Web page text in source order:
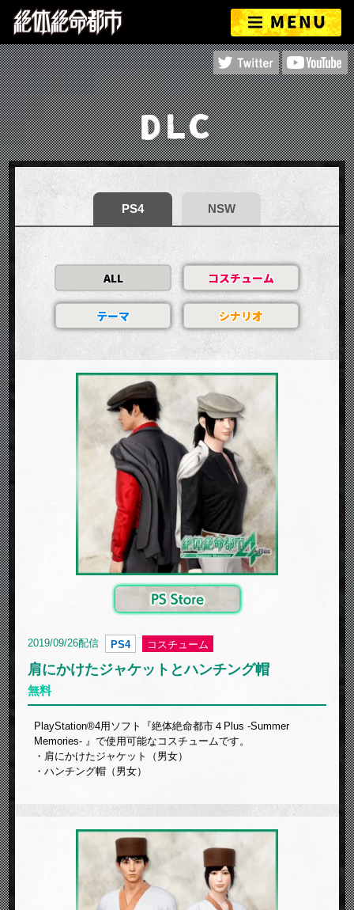
PS4 NSW
ALL コスチューム
テーマ シナリオ
2019/09/26配信 PS4 コスチューム
肩にかけたジャケットとハンチング帽
無料
PlayStation®4用ソフト『絶体絶命都市４Plus -Summer
Memories- 』で使用可能なコスチュームです。
・肩にかけたジャケット（男女）
・ハンチング帽（男女）